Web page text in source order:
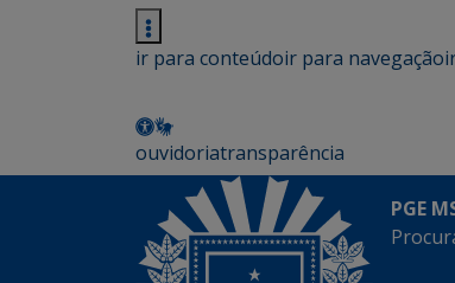
ir para conteúdoir para navegação
ouvidoriatransparência
PGE